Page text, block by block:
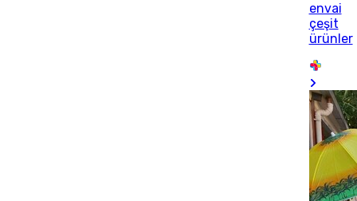
envai
çeşit
ürünler